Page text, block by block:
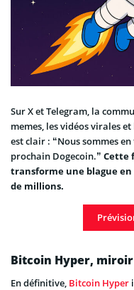
Sur X et Telegram, la
memes, les vidéos virales
est clair : “Nous sommes
prochain Dogecoin.” Cette
transforme une blague
de millions.
Bitcoin Hyper,
En définitive, Bitcoin Hyper